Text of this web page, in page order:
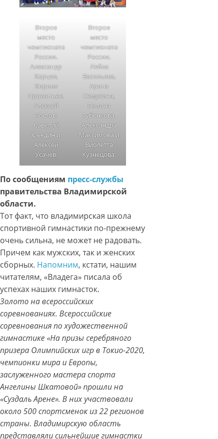
Второе
место
чемпионата
России.
Александр
Карцев,
Кирилл
Прокопьев,
Алексей
Ростов,
Савелий
Съедин и
Алексей
Усачёв.
Второе
место
чемпионата
России.
Лейла
Васильева,
Арина
Семухина,
Полина
Губенкова,
Александра
Максимова и
Виолетта
Кузнецова.
По сообщениям пресс-службы
правительства Владимирской
области.
Тот факт, что владимирская школа
спортивной гимнастики по-прежнему
очень сильна, не может не радовать.
Причем как мужских, так и женских
сборных. Напомним, кстати, нашим
читателям, «Владега» писала об
успехах наших гимнасток.
Золото на всероссийских
соревнованиях. Всероссийские
соревнования по художественной
гимнастике «На призы серебряного
призера Олимпийских игр в Токио-2020,
чемпионки мира и Европы,
заслуженного мастера спорта
Ангелины Шкатовой» прошли на
«Суздаль Арене». В них участвовали
около 500 спортсменок из 22 регионов
страны. Владимирскую область
представляли сильнейшие гимнастки